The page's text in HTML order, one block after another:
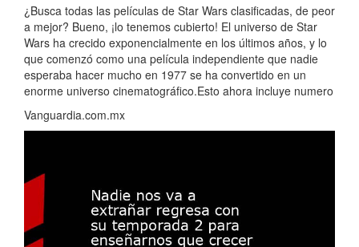
¿Busca todas las películas de Star Wars clasificadas, de peor
a mejor? Bueno, ¡lo tenemos cubierto! El universo de Star
Wars ha crecido exponencialmente en los últimos años, y lo
que comenzó como una película independiente que nadie
esperaba hacer mucho en 1977 se ha convertido en un
enorme universo cinematográfico.Esto ahora incluye numero
Vanguardia.com.mx